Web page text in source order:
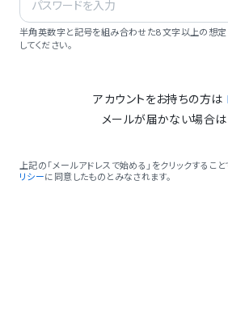
半角英数字と記号を組み合わせた8文字以上の想定
してください。
アカウントをお持ちの方は
メールが届かない場合は
上記の「メールアドレスで始める」をクリックすること
リシーに同意したものとみなされます。